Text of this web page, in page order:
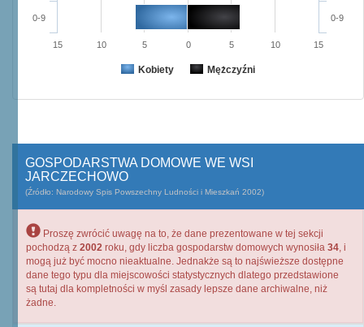
Kobiety Mężczyźni
0-9 0-9
15 10 5 0 5 10 15
GOSPODARSTWA DOMOWE WE WSI
JARCZECHOWO
(Źródło: Narodowy Spis Powszechny Ludności i Mieszkań 2002)
Proszę zwrócić uwagę na to, że dane prezentowane w tej sekcji
pochodzą z 2002 roku, gdy liczba gospodarstw domowych wynosiła 34, i
mogą już być mocno nieaktualne. Jednakże są to najświeższe dostępne
dane tego typu dla miejscowości statystycznych dlatego przedstawione
są tutaj dla kompletności w myśl zasady lepsze dane archiwalne, niż
żadne.